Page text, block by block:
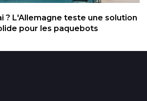
? L'Allemagne teste une solution
pour les paquebots